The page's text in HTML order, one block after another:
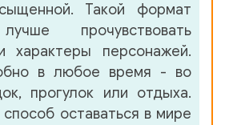
Такой формат
прочувствовать
характеры персонажей.
в любое время - во
прогулок или отдыха.
оставаться в мире